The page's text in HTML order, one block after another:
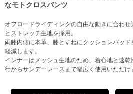
なモトクロスパンツ
オフロードライディングの自由な動きに合わ
とストレッチ生地を採用。
両膝内側に本革、膝とすねにクッションパッ
軽減します。
インナーはメッシュ生地のため、着心地と速
行からサンデーレースまで幅広く使用いただけ